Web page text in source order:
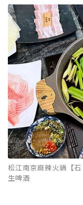
松江南京麻辣火鍋【
生啤酒